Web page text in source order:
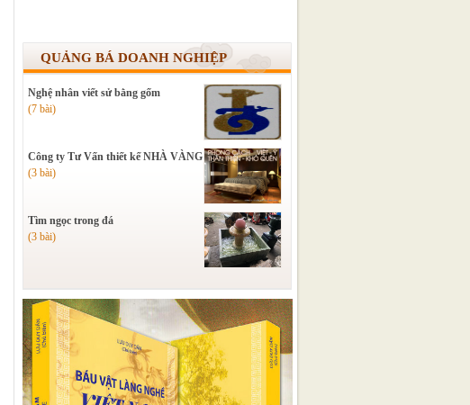
QUẢNG BÁ DOANH NGHIỆP
Nghệ nhân viết sử bằng gốm
(7 bài)
Công ty Tư Vấn thiết kế NHÀ VÀNG
(3 bài)
Tìm ngọc trong đá
(3 bài)